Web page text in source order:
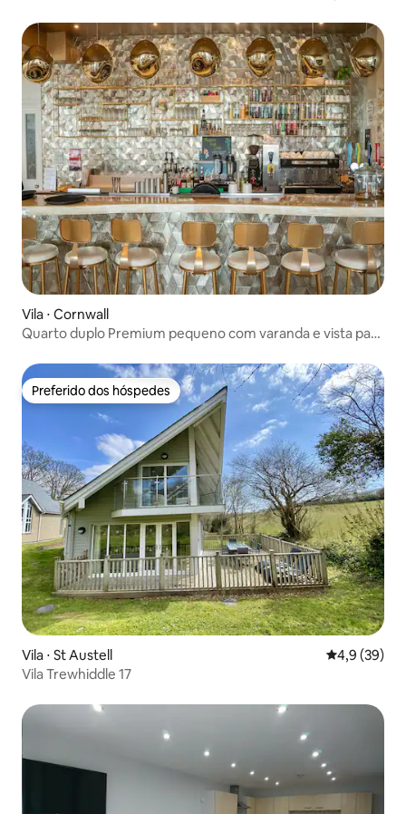
Vila ⋅ Cornwall
Quarto duplo Premium pequeno com varanda e vista para
Preferido dos hóspedes
Preferido dos hóspedes
Vila ⋅ St Austell 4,9 de uma
4,9 (39)
Vila Trewhiddle 17